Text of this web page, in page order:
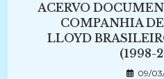
ACERVO
COMPANHIA
LLOYD
(1998-
09/